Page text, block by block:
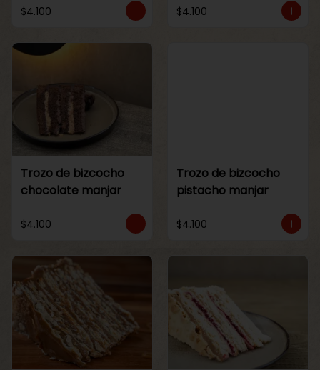
$4.100 $4.100
Trozo de bizcocho
chocolate manjar
$4.100
Trozo de bizcocho
pistacho manjar
$4.100